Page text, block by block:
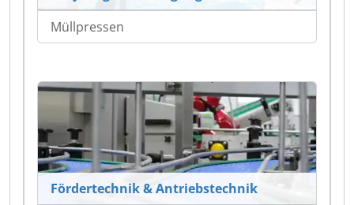
Müllpressen
Fördertechnik & Antriebstechnik